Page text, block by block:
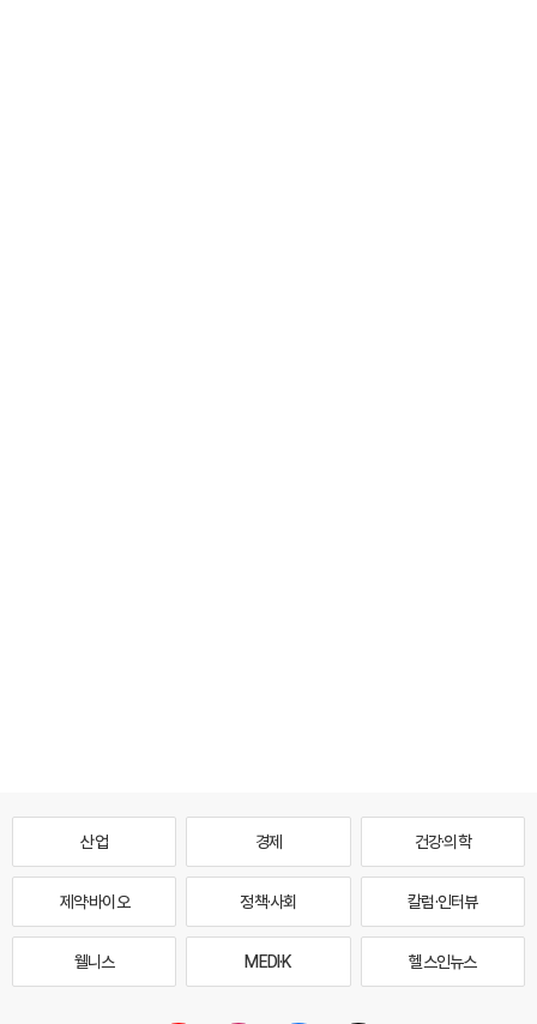
산업 경제 건강·의학
제약·바이오 정책·사회 칼럼·인터뷰
웰니스 MEDI·K 헬스인뉴스